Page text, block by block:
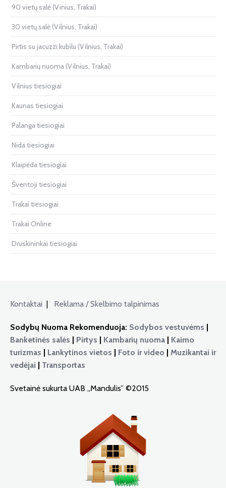
90 vietų salė (Vinius, Trakai)
30 vietų salė (Vilnius, Trakai)
Pirtis su jacuzzi kubilu (Vilnius, Trakai)
Kambarių nuoma (Vilnius, Trakai)
Vilnius tiesiogiai
Kaunas tiesiogiai
Palanga tiesiogiai
Nida tiesiogiai
Klaipėda tiesiogiai
Šventoji tiesiogiai
Trakai tiesiogiai
Trakai Online
Druskininkai tiesiogiai
Kontaktai Reklama / Skelbimo talpinimas
Sodybų Nuoma Rekomenduoja: Sodybos vestuvėms |
Banketinės salės | Pirtys | Kambarių nuoma | Kaimo
turizmas | Lankytinos vietos | Foto ir video | Muzikantai ir
vedėjai | Transportas
Svetainė sukurta UAB „Mandulis” ©2015